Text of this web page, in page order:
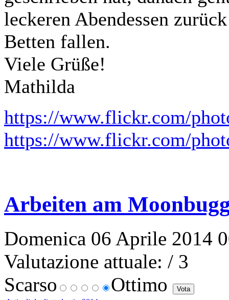
leckeren Abendessen
Betten fallen.
Viele Grüße!
Mathilda
https://www.flickr.com/
https://www.flickr.com/
Arbeiten am
Domenica 06 Aprile 2014
Valutazione attuale: / 3
Scarso
Ottimo